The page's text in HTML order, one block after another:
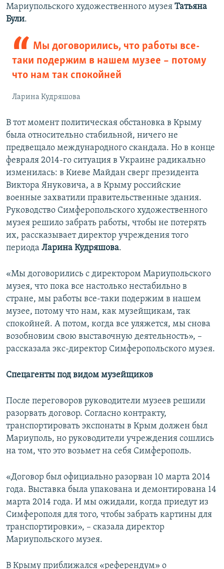
Мариупольского художественного музея Татьяна
Були.
Мы договорились, что работы все-
таки подержим в нашем музее – потому
что нам так спокойней
Ларина Кудряшова
В тот момент политическая обстановка в Крыму
была относительно стабильной, ничего не
предвещало международного скандала. Но в конце
февраля 2014-го ситуация в Украине радикально
изменилась: в Киеве Майдан сверг президента
Виктора Януковича, а в Крыму российские
военные захватили правительственные здания.
Руководство Симферопольского художественного
музея решило забрать работы, чтобы не потерять
их, рассказывает директор учреждения того
периода Ларина Кудряшова.
«Мы договорились с директором Мариупольского
музея, что пока все настолько нестабильно в
стране, мы работы все-таки подержим в нашем
музее, потому что нам, как музейщикам, так
спокойней. А потом, когда все уляжется, мы снова
возобновим свою выставочную деятельность», –
рассказала экс-директор Симферопольского музея.
Спецагенты под видом музейщиков
После переговоров руководители музеев решили
разорвать договор. Согласно контракту,
транспортировать экспонаты в Крым должен был
Мариуполь, но руководители учреждения сошлись
на том, что это возьмет на себя Симферополь.
«Договор был официально разорван 10 марта 2014
года. Выставка была упакована и демонтирована 14
марта 2014 года. И мы ожидали, когда приедут из
Симферополя для того, чтобы забрать картины для
транспортировки», – сказала директор
Мариупольского музея.
В Крыму приближался «референдум» о